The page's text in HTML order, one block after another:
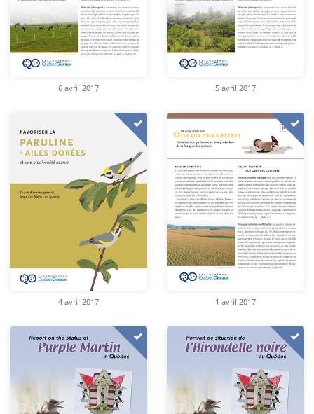
6 avril 2017 5 avril 2017
4 avril 2017 1 avril 2017